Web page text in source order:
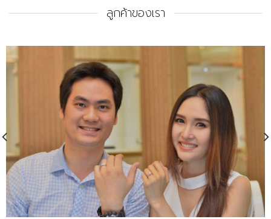
ลูกค้าของเรา